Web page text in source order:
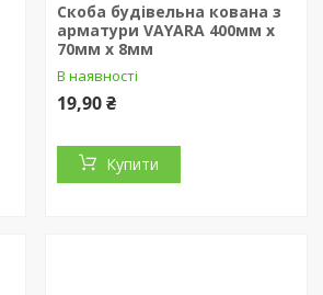
Скоба будівельна кована з
арматури VAYARA 400мм х
70мм х 8мм
В наявності
19,90 ₴
Купити